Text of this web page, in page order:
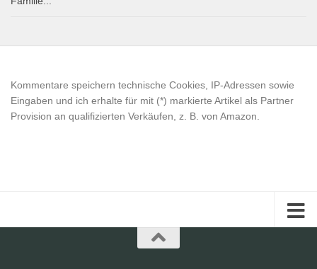
Kommentare speichern technische Cookies, IP-Adressen sowie
Eingaben und ich erhalte für mit (*) markierte Artikel als Partner
Provision an qualifizierten Verkäufen, z. B. von Amazon.